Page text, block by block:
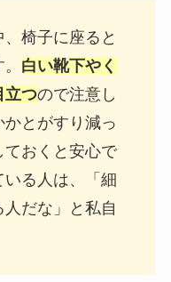
椅子に座ると
白い靴下やく
立つので注意し
とがすり減っ
ておくと安心で
る人は、「細
だな」と私自